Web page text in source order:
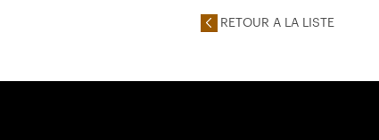
RETOUR A LA LISTE